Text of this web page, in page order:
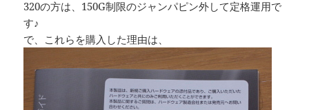
320の方は、150G制限のジャンパピン外して定格運用で
す♪
で、これらを購入した理由は、